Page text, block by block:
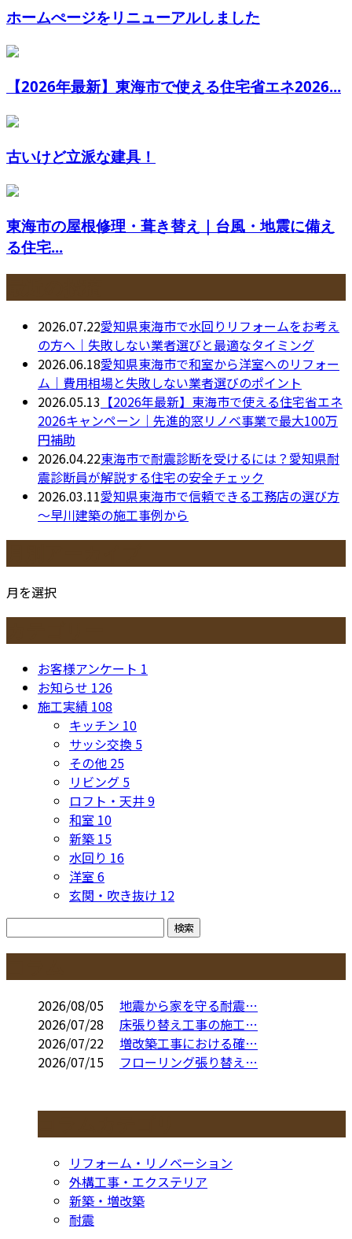
ホームぺージをリニューアルしました
【2026年最新】東海市で使える住宅省エネ2026...
古いけど立派な建具！
東海市の屋根修理・葺き替え｜台風・地震に備え
る住宅...
2026.07.22愛知県東海市で水回りリフォームをお考え
の方へ｜失敗しない業者選びと最適なタイミング
2026.06.18愛知県東海市で和室から洋室へのリフォー
ム｜費用相場と失敗しない業者選びのポイント
2026.05.13 【2026年最新】東海市で使える住宅省エネ
2026キャンペーン｜先進的窓リノベ事業で最大100万
円補助
2026.04.22東海市で耐震診断を受けるには？愛知県耐
震診断員が解説する住宅の安全チェック
2026.03.11愛知県東海市で信頼できる工務店の選び方
～早川建築の施工事例から
月を選択
お客様アンケート 1
お知らせ 126
施工実績 108
キッチン 10
サッシ交換 5
その他 25
リビング 5
ロフト・天井9
和室 10
新築 15
水回り 16
洋室 6
玄関・吹き抜け 12
2026/08/05
地震から家を守る耐震…
2026/07/28
床張り替え工事の施工…
2026/07/22
増改築工事における確…
2026/07/15
フローリング張り替え…
リフォーム・リノベーション
外構工事・エクステリア
新築・増改築
耐震